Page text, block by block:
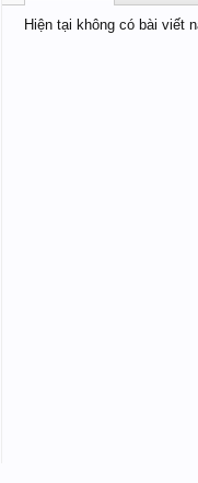
Hiện tại không có bài viết